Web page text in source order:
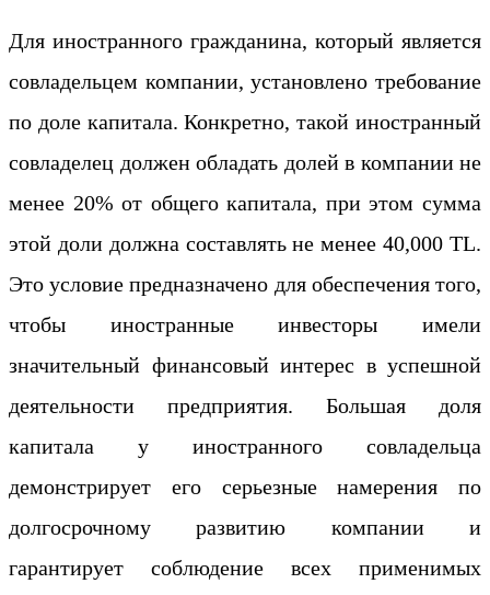
Для иностранного гражданина, который является
совладельцем компании, установлено требование
по доле капитала. Конкретно, такой иностранный
совладелец должен обладать долей в компании не
менее 20% от общего капитала, при этом сумма
этой доли должна составлять не менее 40,000 TL.
Это условие предназначено для обеспечения того,
чтобы иностранные инвесторы имели
значительный финансовый интерес в успешной
деятельности предприятия. Большая доля
капитала у иностранного совладельца
демонстрирует его серьезные намерения по
долгосрочному развитию компании и
гарантирует соблюдение всех применимых